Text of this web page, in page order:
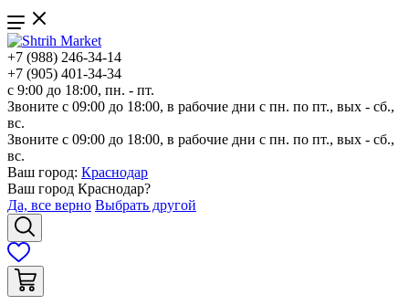
+7 (988) 246-34-14
+7 (905) 401-34-34
с 9:00 до 18:00, пн. - пт.
Звоните с 09:00 до 18:00, в рабочие дни с пн. по пт., вых - сб.,
вс.
Звоните с 09:00 до 18:00, в рабочие дни с пн. по пт., вых - сб.,
вс.
Ваш город: Краснодар
Ваш город Краснодар?
Да, все верно Выбрать другой